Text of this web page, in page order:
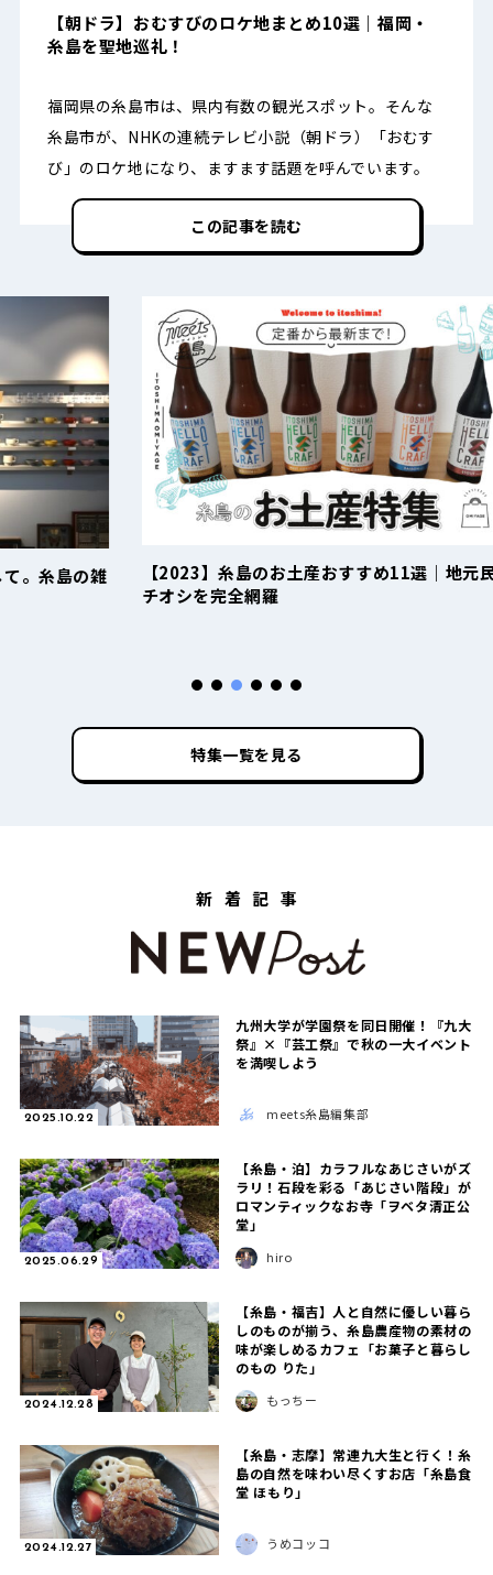
【朝ドラ】おむすびのロケ地まとめ10選｜福岡・
糸島を聖地巡礼！
福岡県の糸島市は、県内有数の観光スポット。そんな
糸島市が、NHKの連続テレビ小説（朝ドラ）「おむす
び」のロケ地になり、ますます話題を呼んでいます。
この記事を読む
雑
【2023】糸島のお土産おすすめ11選｜地元民イ
チオシを完全網羅
糸
特集一覧を見る
新着記事
2025.10.22
九州大学が学園祭を同日開催！『九大
祭』×『芸工祭』で秋の一大イベント
を満喫しよう
meets糸島編集部
2025.06.29
【糸島・泊】カラフルなあじさいがズ
ラリ！石段を彩る「あじさい階段」が
ロマンティックなお寺「ヲベタ清正公
堂」
hiro
2024.12.28
【糸島・福吉】人と自然に優しい暮ら
しのものが揃う、糸島農産物の素材の
味が楽しめるカフェ「お菓子と暮らし
のもの りた」
もっちー
2024.12.27
【糸島・志摩】常連九大生と行く！糸
島の自然を味わい尽くすお店「糸島食
堂 ほもり」
うめコッコ